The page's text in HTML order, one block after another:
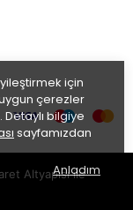
için
çerezler
bilgiye
sayfamızdan
Anladım
Altyapısı ile